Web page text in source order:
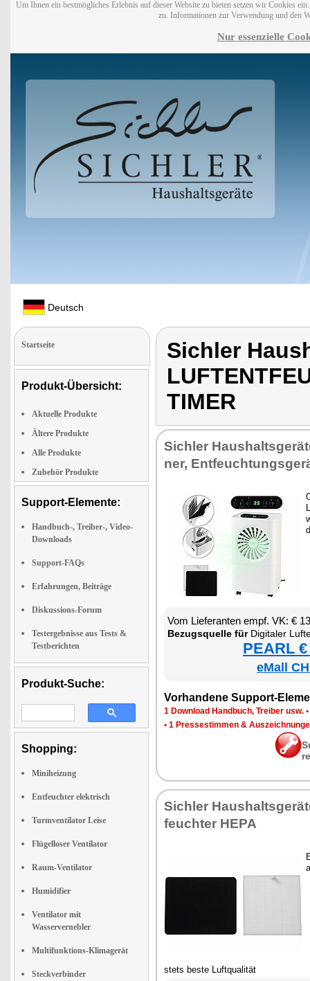
Um Ihnen ein bestmögliches Erlebnis auf dieser Website zu bieten setzen wir Cookies
zu. Informationen zur Verwendung und den
Nur essenzielle
Deutsch
Startseite
Produkt-Übersicht:
Aktuelle Produkte
Ältere Produkte
Alle Produkte
Zubehör Produkte
Support-Elemente:
Handbuch-, Treiber-, Video-
Downloads
Support-FAQs
Erfahrungen, Beiträge
Diskussions-Forum
Testergebnisse aus Tests &
Testberichten
Produkt-Suche:
Shopping:
Miniheizung
Entfeuchter elektrisch
Turmventilator Leise
Flügelloser Ventilator
Raum-Ventilator
Humidifier
Ventilator mit
Wasservernebler
Multifunktions-Klimagerät
Steckverbinder
Sichler
TIMER
Sich­ler
ner,
Vom Lie­fe­ran­ten empf. VK: €
Be­zugs­quel­le fürDi­gi­ta­ler
PEARL
eMall
Vor­han­de­ne Sup­port-
1 Down­load Hand­buch, Trei­ber usw. •
• 1 Pres­se­stim­men &
Sich­ler
feuch­ter HE­PA
stets bes­te Luft­qua­li­tät